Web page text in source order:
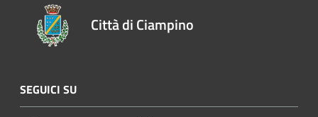
Città di Ciampino
SEGUICI SU